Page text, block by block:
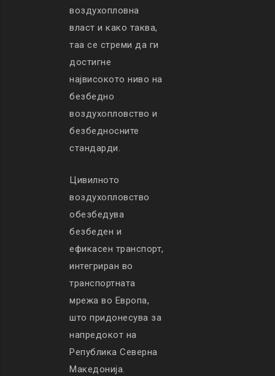
воздухопловна
власт и како таква,
таа се стреми да ги
достигне
највисокото ниво на
безбедно
воздухопловство и
безбедносните
стандарди.
Цивилното
воздухопловство
обезбедува
безбеден и
ефикасен транспорт,
интегриран во
транспортната
мрежа во Европа,
што придонесува за
напредокот на
Република Северна
Македонија.